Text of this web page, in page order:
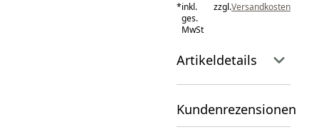
*inkl.
ges.
MwSt
zzgl.Versandkosten
Artikeldetails
Kundenrezensionen